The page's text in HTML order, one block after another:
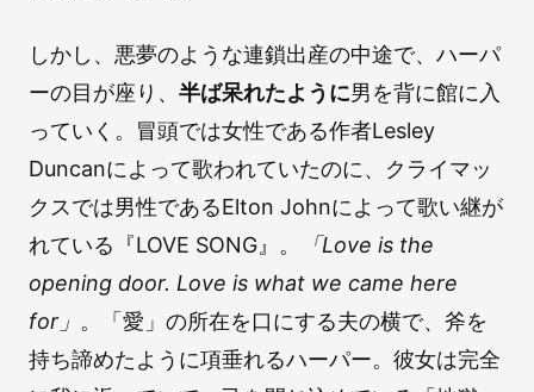
しかし、悪夢のような連鎖出産の中途で、ハーパ
ーの目が座り、 半ば呆れたように男を背に館に入
っていく。冒頭では女性である作者Lesley
Duncanによって歌われていたのに、クライマッ
クスでは男性であるElton Johnによって歌い継が
れている『LOVE SONG』。
「Love is the
opening door. Love is what we came here
for」 。「愛」の所在を口にする夫の横で、斧を
持ち諦めたように項垂れるハーパー。彼女は完全